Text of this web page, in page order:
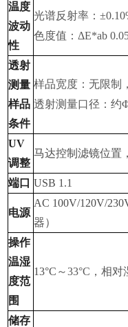
温度
波动
性
光谱反射率：
色度值： ΔE*ab
透射
测量
样品
条件
样品宽度：无限制
透射测量口径：约
UV
调整
马达控制滤镜位置
端口 USB 1.1
电源
AC 100V/120V/
器）
操作
温湿
度范
围
13°C ～33°C ，相对
储存